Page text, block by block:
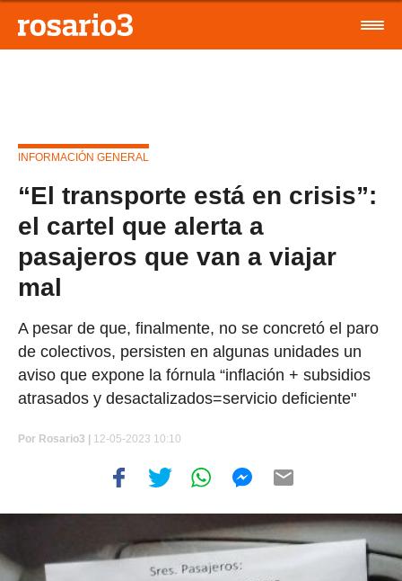
INFORMACIÓN GENERAL
“El transporte está en crisis”:
el cartel que alerta a
pasajeros que van a viajar
mal
A pesar de que, finalmente, no se concretó el paro
de colectivos, persisten en algunas unidades un
aviso que expone la fórnula “inflación + subsidios
atrasados y desactalizados=servicio deficiente"
Por Rosario3 | 12-05-2023 10:10